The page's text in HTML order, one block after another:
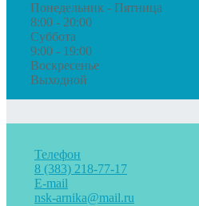
Понедельник - Пятница
8:00 - 20:00
Суббота
9:00 - 19:00
Воскресенье
Выходной
Телефон
8 (383) 218-77-17
E-mail
nsk-arnika@mail.ru